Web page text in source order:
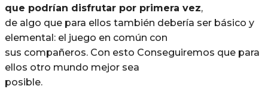
que podrían disfrutar por primera vez,
de algo que para ellos también debería ser básico y
elemental: el juego en común con
sus compañeros. Con esto Conseguiremos que para
ellos otro mundo mejor sea
posible.